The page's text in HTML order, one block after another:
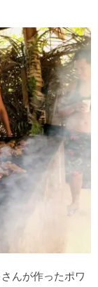
んが作ったポワ